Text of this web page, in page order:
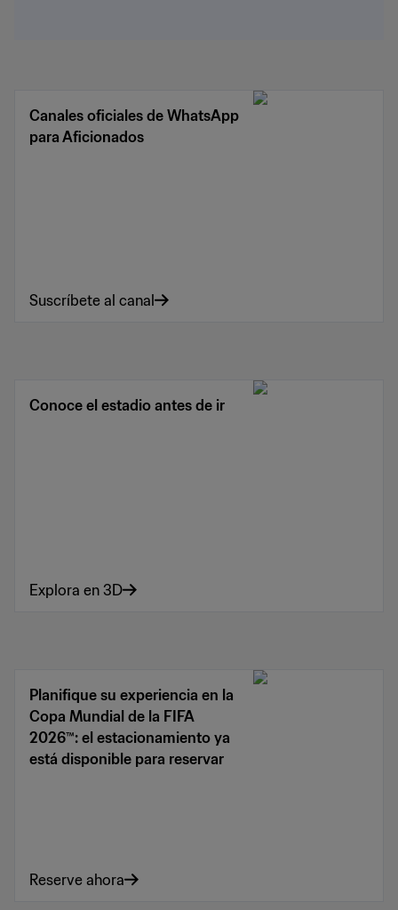
Canales oficiales de WhatsApp
para Aficionados
Suscríbete al canal
Conoce el estadio antes de ir
Explora en 3D
Planifique su experiencia en la
Copa Mundial de la FIFA
2026™: el estacionamiento ya
está disponible para reservar
Reserve ahora